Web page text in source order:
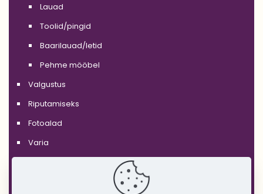
Lauad
Toolid/pingid
Baarilauad/letid
Pehme mööbel
Valgustus
Riputamiseks
Fotoalad
Varia